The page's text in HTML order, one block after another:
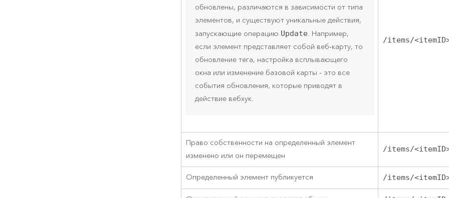
обновлены, различаются в зависимости от типа
элементов, и существуют уникальные действия,
запускающие операцию Update. Например,
если элемент представляет собой веб-карту, то
обновление тега, настройка всплывающего
окна или изменение базовой карты - это все
события обновления, которые приводят в
действие вебхук.
/items/
Право собственности на определенный элемент
изменено или он перемещен
/items/
Определенный элемент публикуется /items/